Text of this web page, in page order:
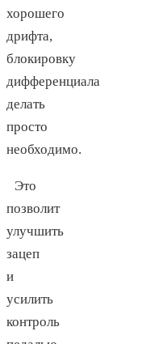
хорошего
дрифта,
блокировку
дифференциала
делать
просто
необходимо.
Это
позволит
улучшить
зацеп
и
усилить
контроль